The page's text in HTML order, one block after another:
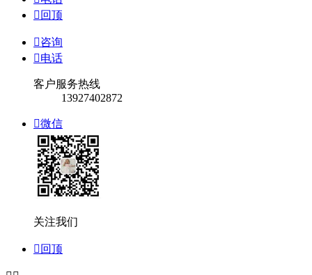
 回顶
咨询
电话
客户服务热线
13927402872
微信
关注我们
 回顶